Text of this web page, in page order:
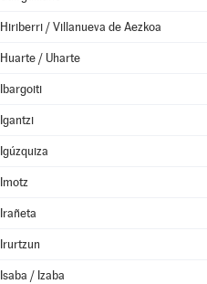
Hiriberri / Villanueva de Aezkoa
Huarte / Uharte
Ibargoiti
Igantzi
Igúzquiza
Imotz
Irañeta
Irurtzun
Isaba / Izaba